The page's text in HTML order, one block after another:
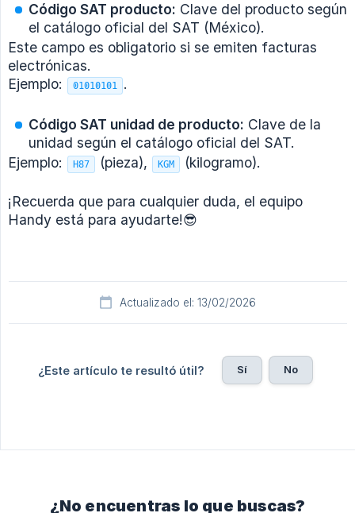
Código SAT producto: Clave del producto según
el catálogo oficial del SAT (México).
Este campo es obligatorio si se emiten facturas
electrónicas.
Ejemplo:
01010101 .
Código SAT unidad de producto: Clave de la
unidad según el catálogo oficial del SAT.
Ejemplo:
H87 (pieza), KGM (kilogramo).
¡Recuerda que para cualquier duda, el equipo
Handy está para ayudarte!😎
Actualizado el: 13/02/2026
¿Este artículo te resultó útil? Sí No
¿No encuentras lo que buscas?